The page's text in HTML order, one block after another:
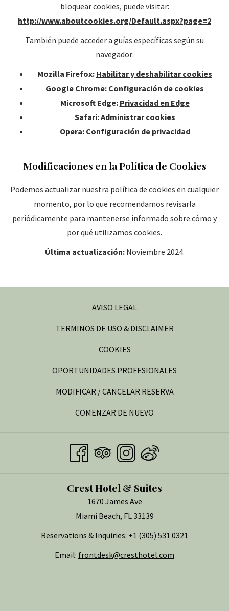
bloquear cookies, puede visitar:
http://www.aboutcookies.org/Default.aspx?page=2
También puede acceder a guías específicas según su
navegador:
Mozilla Firefox: Habilitar y deshabilitar cookies
Google Chrome: Configuración de cookies
Microsoft Edge: Privacidad en Edge
Safari:Administrar cookies
Opera: Configuración de privacidad
Modificaciones en la Política de Cookies
Podemos actualizar nuestra política de cookies en cualquier
momento, por lo que recomendamos revisarla
periódicamente para mantenerse informado sobre cómo y
por qué utilizamos cookies.
Última actualización:Noviembre 2024.
AVISO LEGAL
TERMINOS DE USO & DISCLAIMER
COOKIES
OPORTUNIDADES PROFESIONALES
MODIFICAR / CANCELAR RESERVA
COMENZAR DE NUEVO
Crest Hotel & Suites
1670 James Ave
Miami Beach, FL 33139
Reservations & Inquiries: +1 (305) 531 0321
Email: frontdesk@cresthotel.com